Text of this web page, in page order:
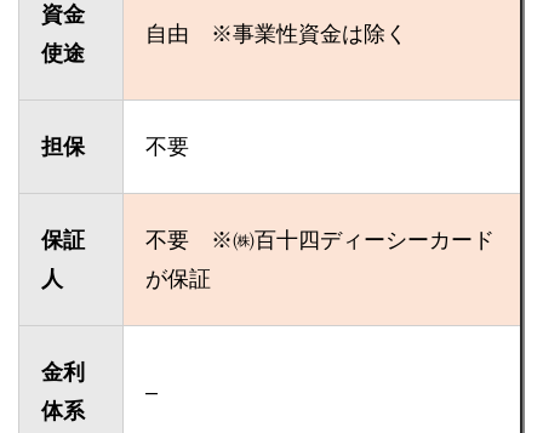
資金
使途
自由 ※事業性資金は除く
担保 不要
保証
人
不要 ※㈱百十四ディーシーカード
が保証
金利
体系
–